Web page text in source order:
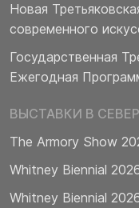
Новая
современного
Государственная
Ежегодная
ВЫСТАВКИ В
The Armory Show
Whitney Biennial
Whitney Biennial